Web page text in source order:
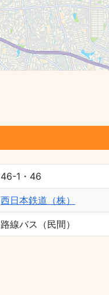
46-1・46
西日本鉄道（株）
路線バス（民間）